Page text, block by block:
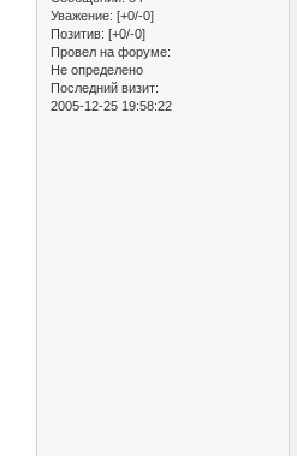
Уважение: [+0/-0]
Позитив: [+0/-0]
Провел на форуме:
Не определено
Последний визит:
2005-12-25 19:58:22